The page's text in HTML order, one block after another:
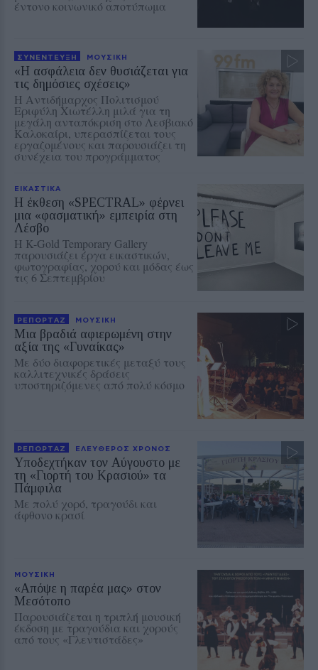
έντονο κοινωνικό αποτύπωμα
ΣΥΝΕΝΤΕΥΞΗ ΜΟΥΣΙΚΗ
«Η ασφάλεια δεν θυσιάζεται για
τις δημόσιες σχέσεις»
Η Αντιδήμαρχος Πολιτισμού
Εριφύλη Χιωτέλλη μιλά για τη
μεγάλη ανταπόκριση στο Λεσβιακό
Καλοκαίρι, υπερασπίζεται τους
εργαζομένους και παρουσιάζει τη
συνέχεια του προγράμματος
ΕΙΚΑΣΤΙΚΑ
Η έκθεση «SPECTRAL» φέρνει
μια «φασματική» εμπειρία στη
Λέσβο
Η K-Gold Temporary Gallery
παρουσιάζει έργα εικαστικών,
φωτογραφίας, χορού και μόδας έως
τις 6 Σεπτεμβρίου
ΡΕΠΟΡΤΑΖ ΜΟΥΣΙΚΗ
Μια βραδιά αφιερωμένη στην
αξία της «Γυναίκας»
Με δύο διαφορετικές μεταξύ τους
καλλιτεχνικές δράσεις
υποστηριζόμενες από πολύ κόσμο
ΡΕΠΟΡΤΑΖ ΕΛΕΥΘΕΡΟΣ ΧΡΟΝΟΣ
Υποδεχτήκαν τον Αύγουστο με
τη «Γιορτή του Κρασιού» τα
Πάμφιλα
Με πολύ χορό, τραγούδι και
άφθονο κρασί
ΜΟΥΣΙΚΗ
«Απόψε η παρέα μας» στον
Μεσότοπο
Παρουσιάζεται η τριπλή μουσική
έκδοση με τραγούδια και χορούς
από τους «Γλεντιστάδες»